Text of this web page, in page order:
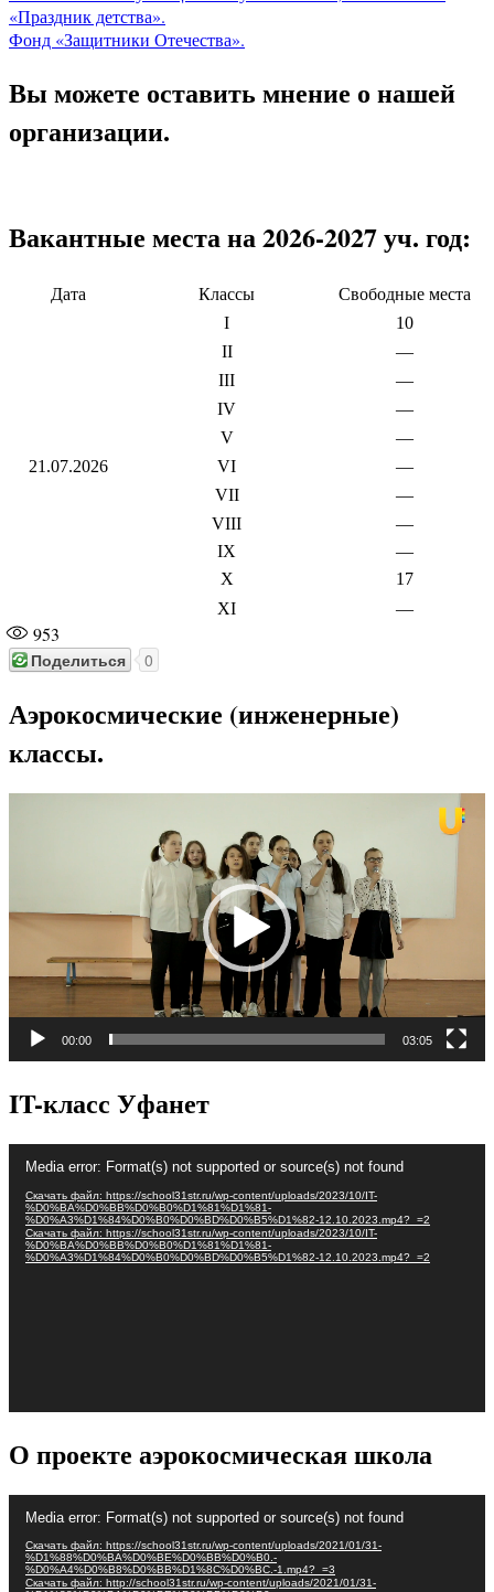
«Праздник детства».
Фонд «Защитники Отечества».
Вы можете оставить мнение о нашей
организации.
Вакантные места на 2026-2027 уч. год:
Дата Классы Свободные места
21.07.2026
I
10
II
—
III
—
IV
—
V
—
VI
—
VII
—
VIII
—
IX
—
X
17
XI
—
953
Поделиться 0
Аэрокосмические (инженерные)
классы.
00:00 03:05
IT-класс Уфанет
Media error: Format(s) not supported or source(s) not found
Скачать файл: https://school31str.ru/wp-content/uploads/2023/10/IT-
%D0%BA%D0%BB%D0%B0%D1%81%D1%81-
%D0%A3%D1%84%D0%B0%D0%BD%D0%B5%D1%82-12.10.2023.mp4?_=2
Скачать файл: https://school31str.ru/wp-content/uploads/2023/10/IT-
%D0%BA%D0%BB%D0%B0%D1%81%D1%81-
%D0%A3%D1%84%D0%B0%D0%BD%D0%B5%D1%82-12.10.2023.mp4?_=2
О проекте аэрокосмическая школа
Media error: Format(s) not supported or source(s) not found
Скачать файл: https://school31str.ru/wp-content/uploads/2021/01/31-
%D1%88%D0%BA%D0%BE%D0%BB%D0%B0.-
%D0%A4%D0%B8%D0%BB%D1%8C%D0%BC.-1.mp4?_=3
Скачать файл: http://school31str.ru/wp-content/uploads/2021/01/31-